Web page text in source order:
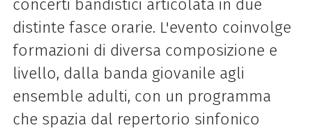
concerti bandistici articolata in due
distinte fasce orarie. L'evento coinvolge
formazioni di diversa composizione e
livello, dalla banda giovanile agli
ensemble adulti, con un programma
che spazia dal repertorio sinfonico